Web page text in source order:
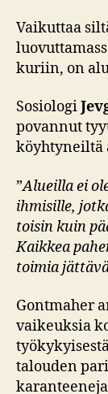
Vaikuttaa
kuriin, on
Sosiologi
povannut
köyhtyneiltä
”Alueilla ei
ihmisille,
toisin kuin
Kaikkea
toimia
Gontmaher
vaikeuksia
talouden